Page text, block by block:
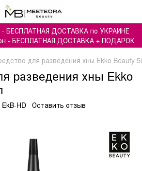
- БЕСПЛАТНАЯ ДОСТАВКА по УКРАИНЕ
- БЕСПЛАТНАЯ ДОСТАВКА + ПОДАРОК
для разведения хны Ekko Beauty
разведения хны Ekko
EkB-HD Оставить отзыв